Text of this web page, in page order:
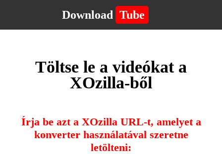
Download Tube
Töltse le a videókat a
XOzilla-ből
Írja be azt a XOzilla URL-t, amelyet a
konverter használatával szeretne
letölteni: